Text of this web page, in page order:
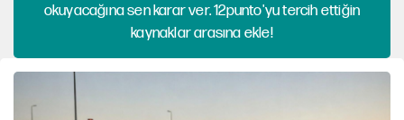
okuyacağına sen karar ver. 12punto'yu tercih ettiğin
kaynaklar arasına ekle!